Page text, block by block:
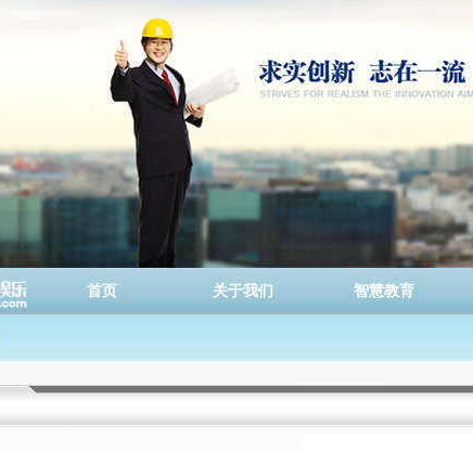
首页 关于我们 智慧教育